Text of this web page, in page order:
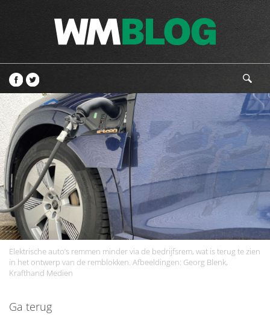
Elektrische auto’s remmen minder via de bedrijfsrem, wat is terug te zien
in het ontwerp van de remblokken. Afbeeldingen: Georg Blenk,
Krafthand Medien
Ga terug